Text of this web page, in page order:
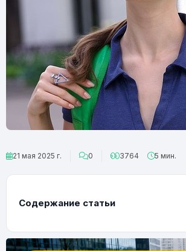
21 мая 2025 г. 0 3764 5 мин.
Содержание статьи